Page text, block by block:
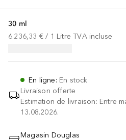
30 ml
6.236,33 € / 1 Litre TVA incluse
En ligne: En stock
Livraison offerte
Estimation de livraison: Entre
13.08.2026.
Magasin Douglas